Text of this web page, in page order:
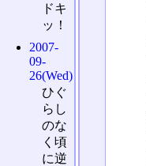
ドキ
ッ！
2007-
09-
26(Wed)
ひぐ
らし
のな
く頃
に逆